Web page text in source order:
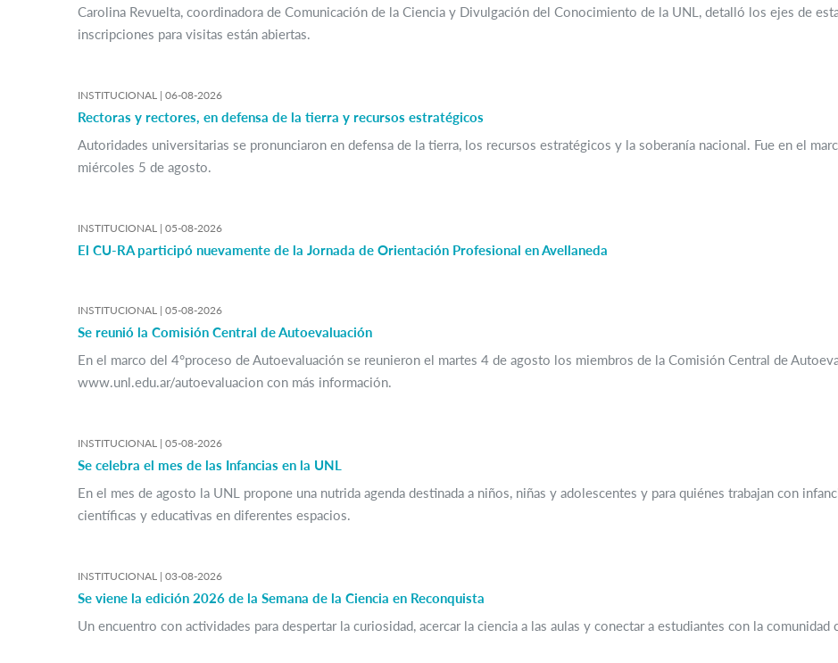
Carolina Revuelta, coordinadora de Comunicación de la Ciencia y Divulgación del Conocimiento de la UNL, detalló los ejes de
inscripciones para visitas están abiertas.
INSTITUCIONAL | 06-08-2026
Rectoras y rectores, en defensa de la tierra y recursos estratégicos
Autoridades universitarias se pronunciaron en defensa de la tierra, los recursos estratégicos y la soberanía nacional. Fue en el
miércoles 5 de agosto.
INSTITUCIONAL | 05-08-2026
El CU-RA participó nuevamente de la Jornada de Orientación Profesional en Avellaneda
INSTITUCIONAL | 05-08-2026
Se reunió la Comisión Central de Autoevaluación
En el marco del 4°proceso de Autoevaluación se reunieron el martes 4 de agosto los miembros de la Comisión Central de
www.unl.edu.ar/autoevaluacion con más información.
INSTITUCIONAL | 05-08-2026
Se celebra el mes de las Infancias en la UNL
En el mes de agosto la UNL propone una nutrida agenda destinada a niños, niñas y adolescentes y para quiénes trabajan con
científicas y educativas en diferentes espacios.
INSTITUCIONAL | 03-08-2026
Se viene la edición 2026 de la Semana de la Ciencia en Reconquista
Un encuentro con actividades para despertar la curiosidad, acercar la ciencia a las aulas y conectar a estudiantes con la comunidad